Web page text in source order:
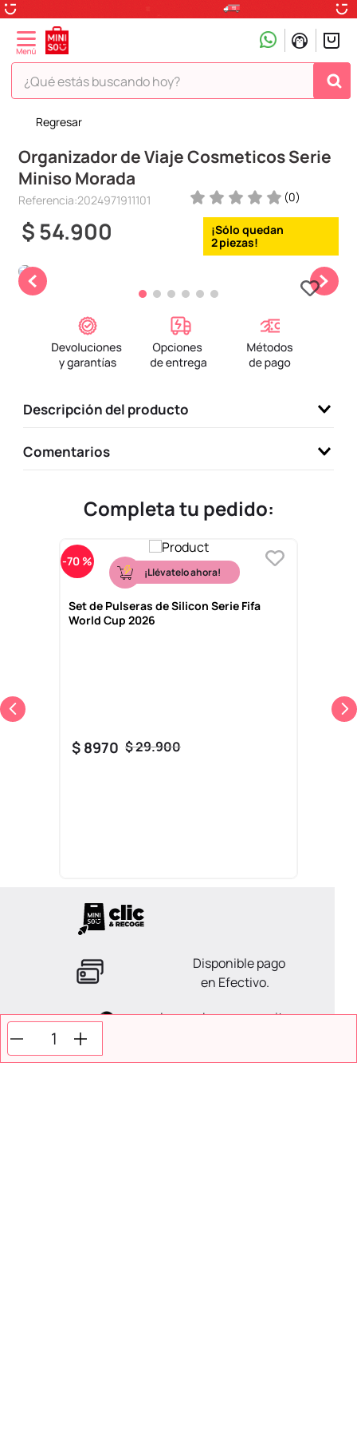
¿Qué estás buscando hoy?
Regresar
Organizador de Viaje Cosmeticos Serie
Miniso Morada
Referencia:2024971911101 (0)
$54.900 2
Descripción del producto
Comentarios
Completa tu pedido:
-70 %
¡Llévatelo ahora!
Set de Pulseras de Silicon Serie Fifa
World Cup 2026
$29.900
$ 8970
Disponible pago
en Efectivo.
La ayuda que necesitas
TÉRMINOS MÁS BUSCADOS
1.
peluche
2.
hello kitty
3.
snoopy
4.
ositos cariñositos
5.
6.
toy story
termos
10. llaveros